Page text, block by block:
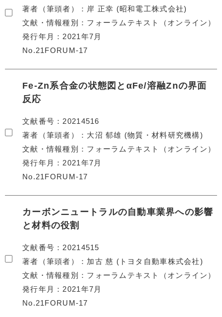
著者（筆頭者）
岸 正幸 (昭和電工株式会社)
文献・情報種別
フォーラムテキスト（オンライン）
発行年月
2021年7月
No.21FORUM-17
Fe-Zn系合金の状態図とαFe/溶融Znの界面
反応
文献番号
20214516
著者（筆頭者）
大沼 郁雄 (物質・材料研究機構)
文献・情報種別
フォーラムテキスト（オンライン）
発行年月
2021年7月
No.21FORUM-17
カーボンニュートラルの自動車業界への影響
と材料の役割
文献番号
20214515
著者（筆頭者）
加古 慈 (トヨタ自動車株式会社)
文献・情報種別
フォーラムテキスト（オンライン）
発行年月
2021年7月
No.21FORUM-17